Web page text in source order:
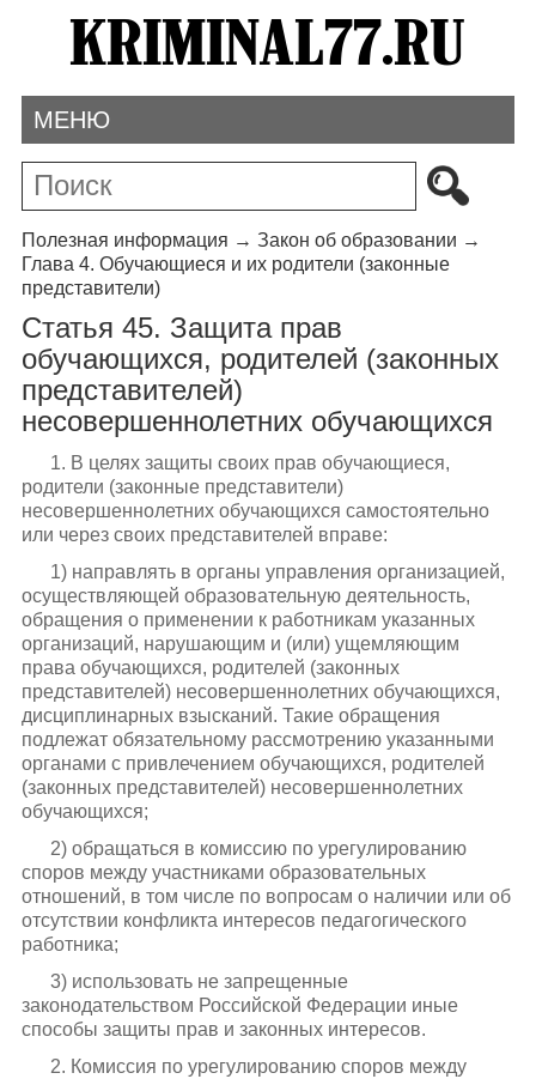
МЕНЮ
Полезная информация → Закон об образовании →
Глава 4. Обучающиеся и их родители (законные
представители)
Статья 45. Защита прав
обучающихся, родителей (законных
представителей)
несовершеннолетних обучающихся
1. В целях защиты своих прав обучающиеся,
родители (законные представители)
несовершеннолетних обучающихся самостоятельно
или через своих представителей вправе:
1) направлять в органы управления организацией,
осуществляющей образовательную деятельность,
обращения о применении к работникам указанных
организаций, нарушающим и (или) ущемляющим
права обучающихся, родителей (законных
представителей) несовершеннолетних обучающихся,
дисциплинарных взысканий. Такие обращения
подлежат обязательному рассмотрению указанными
органами с привлечением обучающихся, родителей
(законных представителей) несовершеннолетних
обучающихся;
2) обращаться в комиссию по урегулированию
споров между участниками образовательных
отношений, в том числе по вопросам о наличии или об
отсутствии конфликта интересов педагогического
работника;
3) использовать не запрещенные
законодательством Российской Федерации иные
способы защиты прав и законных интересов.
2. Комиссия по урегулированию споров между